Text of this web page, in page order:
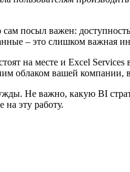
посыл важен:
– это слишком
на месте и Excel
облаком вашей
Не важно, какую BI
эту работу.